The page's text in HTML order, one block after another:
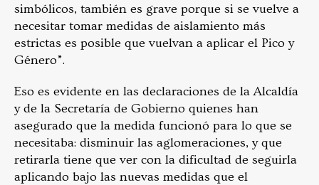
simbólicos, también es grave porque si se vuelve a
necesitar tomar medidas de aislamiento más
estrictas es posible que vuelvan a aplicar el Pico y
Género”.
Eso es evidente en las declaraciones de la Alcaldía
y de la Secretaría de Gobierno quienes han
asegurado que la medida funcionó para lo que se
necesitaba: disminuir las aglomeraciones, y que
retirarla tiene que ver con la dificultad de seguirla
aplicando bajo las nuevas medidas que el